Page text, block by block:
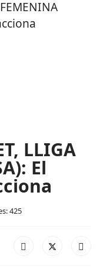
LLIGA
El
425